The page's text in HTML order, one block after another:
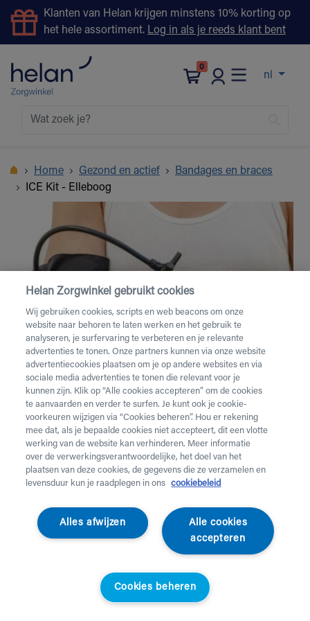
Klanten van Helan krijgen minstens 10% korting op
het hele assortiment. Log in als je reeds klant bent
0
nl
Home Gezond en actief
Bandages en braces
ICE Kit - Elleboog
DonJoy
ICE Kit - Elleboog
Helan klanten
31,41
Helan Zorgwinkel gebruikt cookies
Wij gebruiken cookies, scripts en web beacons om onze
website naar behoren te laten werken en het gebruik te
analyseren, je surfervaring te verbeteren en je relevante
advertenties te tonen. Onze partners kunnen via onze website
advertentiecookies plaatsen om je op andere websites en via
sociale media advertenties te tonen die relevant voor je
kunnen zijn. Klik op “Alle cookies accepteren” om de cookies
te aanvaarden en verder te surfen. Je kunt ook je cookie-
voorkeuren wijzigen via “Cookies beheren”. Hou er rekening
mee dat, als je bepaalde cookies niet accepteert, dit een vlotte
werking van de website kan verhinderen. Meer informatie
over de verwerkingsverantwoordelijke, het doel van het
plaatsen van deze cookies, de gegevens die ze verzamelen en
levensduur kun je raadplegen in ons
cookiebeleid
Alle cookies
accepteren
Alles afwijzen
Cookies beheren